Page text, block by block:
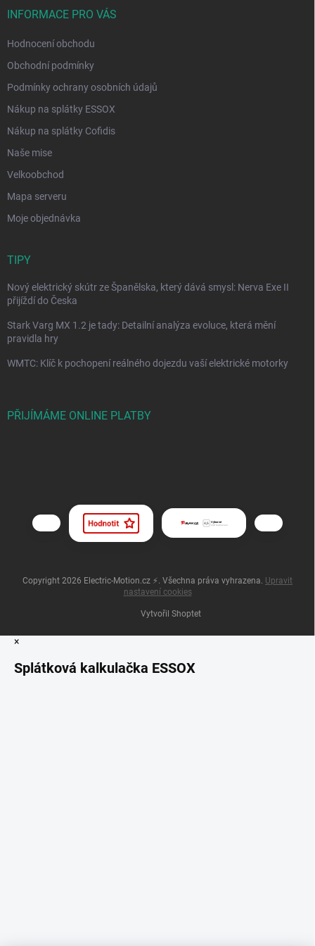
INFORMACE PRO VÁS
Hodnocení obchodu
Obchodní podmínky
Podmínky ochrany osobních údajů
Nákup na splátky ESSOX
Nákup na splátky Cofidis
Naše mise
Velkoobchod
Mapa serveru
Moje objednávka
TIPY
Nový elektrický skútr ze Španělska, který dává smysl: Nerva Exe II
přijíždí do Česka
Stark Varg MX 1.2 je tady: Detailní analýza evoluce, která mění
pravidla hry
WMTC: Klíč k pochopení reálného dojezdu vaší elektrické motorky
PŘIJÍMÁME ONLINE PLATBY
Vytvořil Shoptet
Copyright 2026 Electric-Motion.cz ⚡. Všechna práva vyhrazena. Upravit
nastavení cookies
×
Splátková kalkulačka ESSOX